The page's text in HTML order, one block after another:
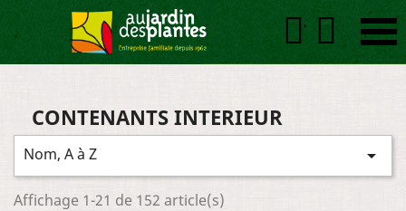
CONTENANTS INTERIEUR
Nom, A à Z 
Affichage 1-21 de 152 article(s)
 